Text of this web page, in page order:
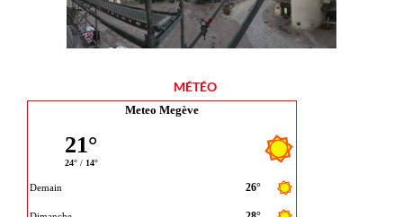
MÉTÉO
Meteo Megève